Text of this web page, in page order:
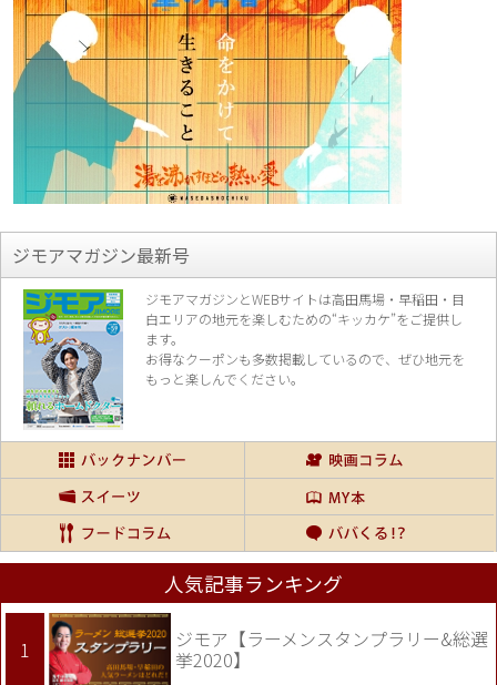
ジモアマガジン最新号
ジモアマガジンとWEBサイトは高田馬場・早稲田・目
白エリアの地元を楽しむための“キッカケ”をご提供し
ます。
お得なクーポンも多数掲載しているので、 ぜひ地元を
もっと楽しんでください。
人気記事ランキング
ジモア【ラーメンスタンプラリー&総選
挙2020】